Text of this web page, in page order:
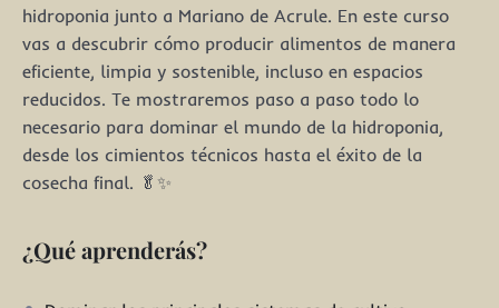
hidroponia junto a Mariano de Acrule. En este curso
vas a descubrir cómo producir alimentos de manera
eficiente, limpia y sostenible, incluso en espacios
reducidos. Te mostraremos paso a paso todo lo
necesario para dominar el mundo de la hidroponia,
desde los cimientos técnicos hasta el éxito de la
cosecha final. 🥬✨
¿Qué aprenderás?